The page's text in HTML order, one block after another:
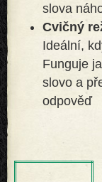
slova
Cvičný
Ideální,
Funguje
slovo a
odpověď